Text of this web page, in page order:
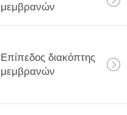
μεμβρανών
Επίπεδος διακόπτης
μεμβρανών